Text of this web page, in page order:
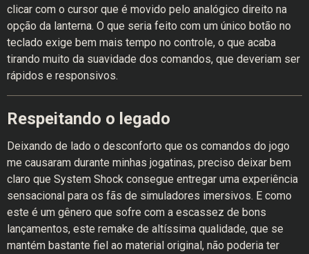
clicar com o cursor que é movido pelo analógico direito na
opção da lanterna. O que seria feito com um único botão no
teclado exige bem mais tempo no controle, o que acaba
tirando muito da suavidade dos comandos, que deveriam ser
rápidos e responsivos.
Respeitando o legado
Deixando de lado o desconforto que os comandos do jogo
me causaram durante minhas jogatinas, preciso deixar bem
claro que System Shock consegue entregar uma experiência
sensacional para os fãs de simuladores imersivos. E como
este é um gênero que sofre com a escassez de bons
lançamentos, este remake de altíssima qualidade, que se
mantém bastante fiel ao material original, não poderia ter